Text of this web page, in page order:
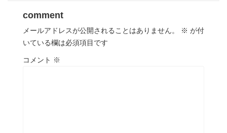
comment
メールアドレスが公開されることはありません。 ※ が付
いている欄は必須項目です
コメント ※